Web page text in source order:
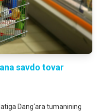
savdo tovar
Dang‘ara tumanining